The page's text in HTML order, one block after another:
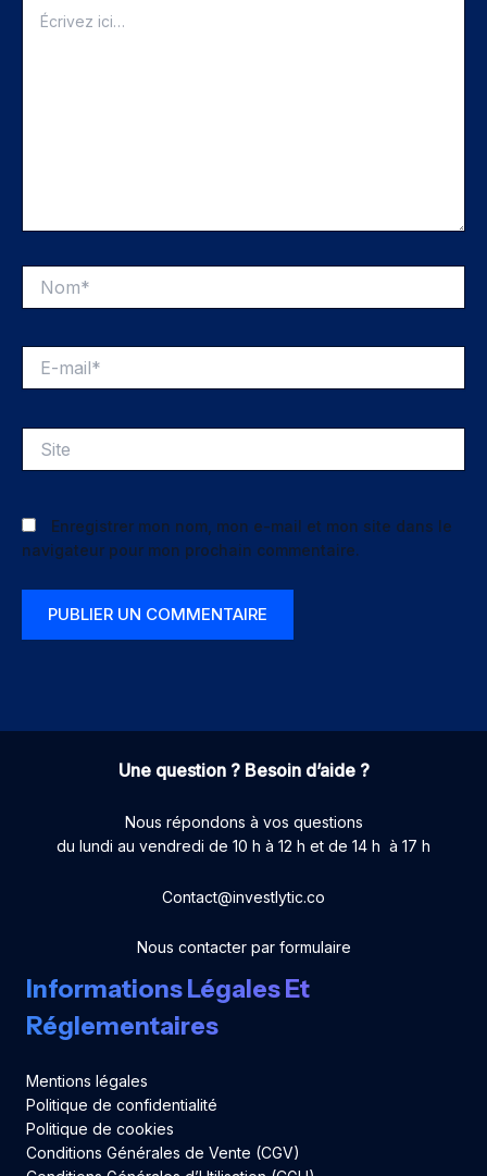
ici…
mail*
Enregistrer mon nom, mon e-mail et mon site dans le
navigateur pour mon prochain commentaire.
Une question ? Besoin d’aide ?
Nous répondons à vos questions
du lundi au vendredi de 10 h à 12 h et de 14 h à 17 h
Contact@investlytic.co
Nous contacter par formulaire
Informations Légales Et
Réglementaires
Mentions légales
Politique de confidentialité
Politique de cookies
Conditions Générales de Vente (CGV)